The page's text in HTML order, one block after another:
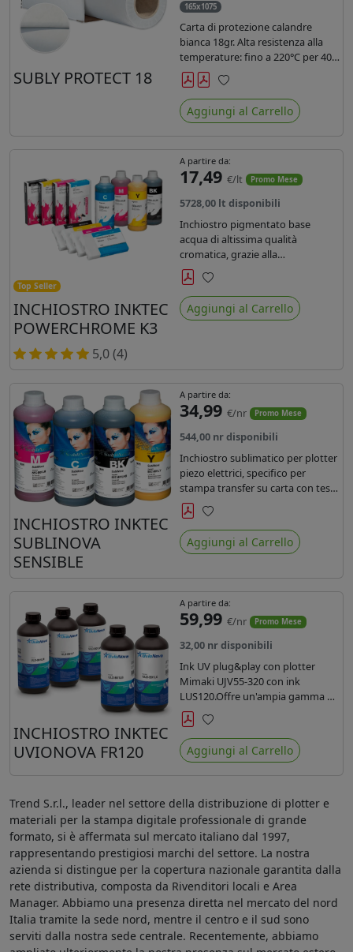
SUBLY PROTECT 18
165x1075
Carta di protezione calandre
bianca 18gr. Alta resistenza alla
temperature: fino a 220°C per 40
secondi. Lunghezza 1075 mtl,
peso kg 35, diam. 20cm.
Preferiti
Aggiungi al Carrello
Top Seller
INCHIOSTRO INKTEC
POWERCHROME K3
5,0 (4)
A partire da:
17,49 €/lt Promo Mese
5728,00 lt disponibili
Inchiostro pigmentato base
acqua di altissima qualità
cromatica, grazie alla
concentrazione di pigmenti
permette di realizzare stampe di
altissima qualità e ridurre la curva
colore fino ad un 20 % rispetto
Preferiti
Aggiungi al Carrello
INCHIOSTRO INKTEC
SUBLINOVA
SENSIBLE
A partire da:
34,99 €/nr Promo Mese
544,00 nr disponibili
Inchiostro sublimatico per plotter
piezo elettrici, specifico per
stampa transfer su carta con teste
Epson EPS3200, 5113, dx4 e dx5.
Ecologico, conforme alla
normativa Reach e Oeko-Tex.
Preferiti
Aggiungi al Carrello
INCHIOSTRO INKTEC
UVIONOVA FR120
A partire da:
59,99 €/nr Promo Mese
32,00 nr disponibili
Ink UV plug&play con plotter
Mimaki UJV55-320 con ink
LUS120.Offre un'ampia gamma di
colori,una maggiore densità e un
minore ingiallimento rispetto agli
ink Mimaki LUS-120
Preferiti
Aggiungi al Carrello
Trend S.r.l., leader nel settore della distribuzione di plotter e
materiali per la stampa digitale professionale di grande
formato, si è affermata sul mercato italiano dal 1997,
rappresentando prestigiosi marchi del settore. La nostra
azienda si distingue per la copertura nazionale garantita dalla
rete distributiva, composta da Rivenditori locali e Area
Manager. Abbiamo una presenza diretta nel mercato del nord
Italia tramite la sede nord, mentre il centro e il sud sono
serviti dalla nostra sede centrale. Recentemente, abbiamo